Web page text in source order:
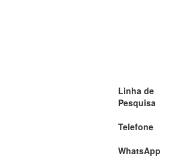
Linha de
Pesquisa
Telefone
WhatsApp